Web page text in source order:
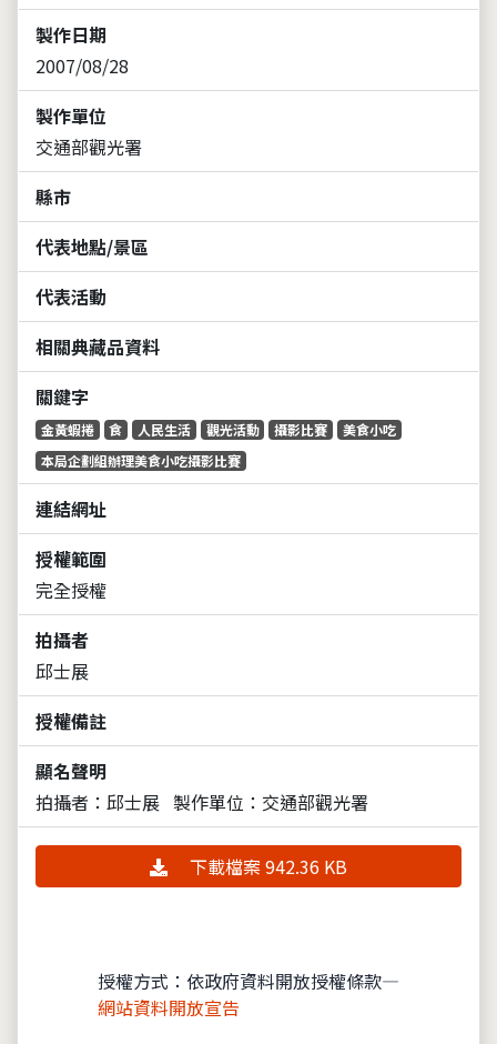
製作日期
2007/08/28
製作單位
交通部觀光署
縣市
代表地點/景區
代表活動
相關典藏品資料
關鍵字
金黃蝦捲 食 人民生活 觀光活動 攝影比賽
美食小吃
本局企劃組辦理美食小吃攝影比賽
連結網址
授權範圍
完全授權
拍攝者
邱士展
授權備註
顯名聲明
拍攝者：邱士展 製作單位：交通部觀光署
下載檔案 942.36 KB
授權方式：依政府資料開放授權條款—
網站資料開放宣告